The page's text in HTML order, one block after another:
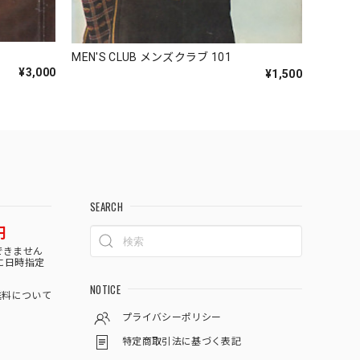
¥3,000
MEN'S CLUB メンズクラブ 101
¥1,500
きません
日時指定
について
SEARCH
NOTICE
プライバシーポリシー
特定商取引法に基づく表記